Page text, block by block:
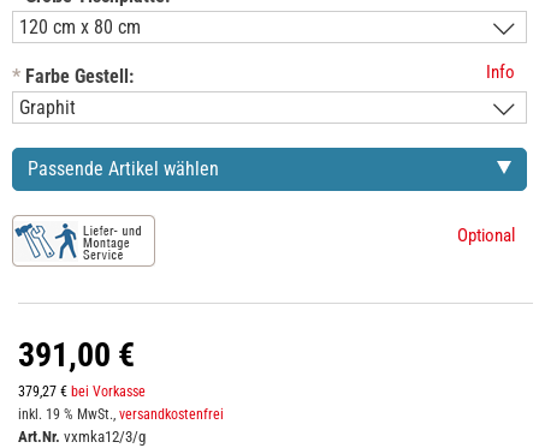
* Farbe Gestell: Info
Passende Artikel wählen
Optional
391,00 €
379,27 € bei Vorkasse
inkl. 19 % MwSt., versandkostenfrei
Art.Nr. vxmka12/3/g